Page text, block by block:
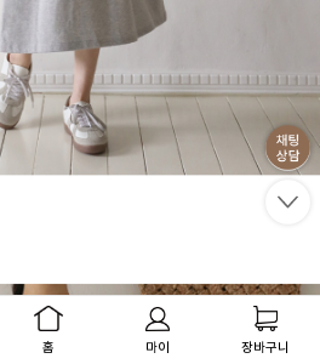
홈 마이 장바구니